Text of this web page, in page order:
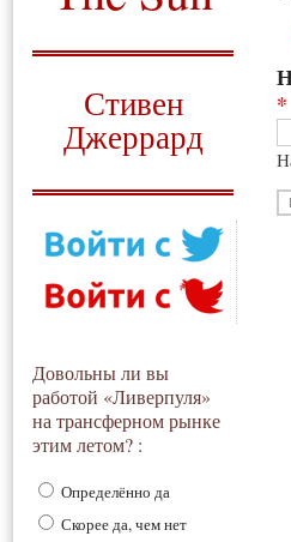
Стивен
Джеррард
Довольны ли вы
работой «Ливерпуля»
на трансферном рынке
этим летом? :
Определённо да
Скорее да, чем нет
*